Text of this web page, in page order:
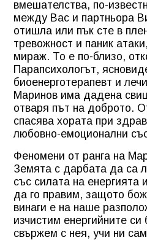
вмешателства, по-
между Вас и партньора
отишла или пък сте в
тревожност и паник
мираж. То е по-близо,
Парапсихологът,
биоенерготерапевт и
Маринов има дадена
отваря път на доброто.
спасява хората при
любовно-емоционални
Феномени от ранга на
Земята с дарбата да са
със силата на енергията
да го правим, защото
винаги е на наше
изчистим енергийните
свържем с нея, учи ни